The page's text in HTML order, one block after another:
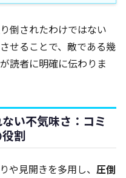
倒されたわけではない
せることで、敵である幾
読者に明確に伝わりま
い不気味さ：コミ
割
や見開きを多用し、 圧倒